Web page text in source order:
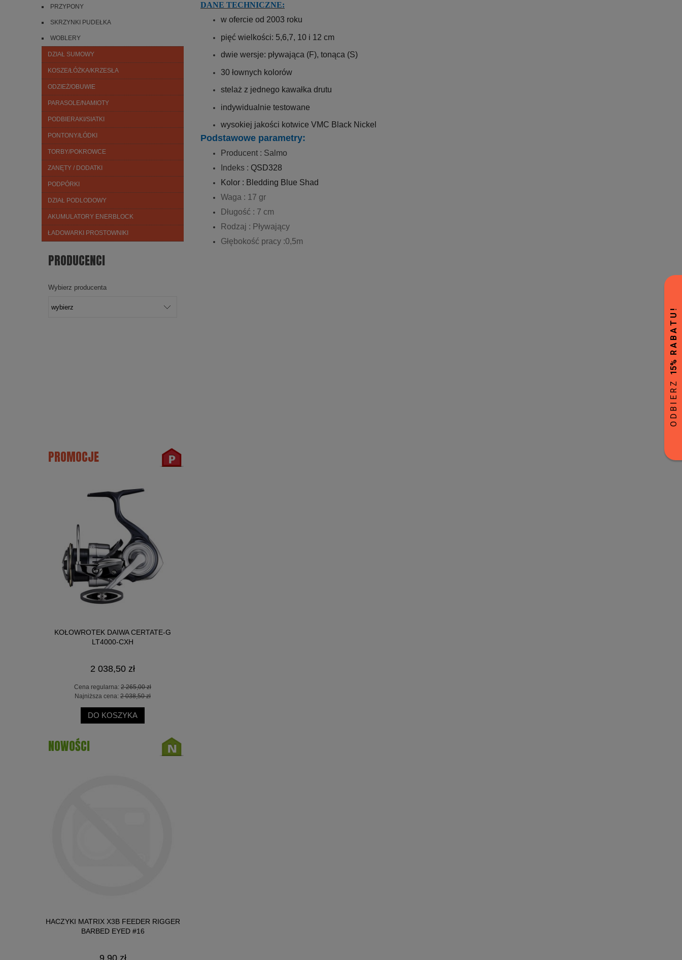
PRZYPONY
SKRZYNKI PUDEŁKA
WOBLERY
DZIAŁ SUMOWY
KOSZE/ŁÓŻKA/KRZESŁA
ODZIEŻ/OBUWIE
PARASOLE/NAMIOTY
PODBIERAKI/SIATKI
PONTONY/ŁÓDKI
TORBY/POKROWCE
ZANĘTY / DODATKI
PODPÓRKI
DZIAŁ PODLODOWY
AKUMULATORY ENERBLOCK
ŁADOWARKI PROSTOWNIKI
PRODUCENCI
Wybierz producenta
PROMOCJE
KOŁOWROTEK DAIWA CERTATE-G
LT4000-CXH
2 038,50 zł
Cena regularna: 2 265,00 zł
Najniższa cena: 2 038,50 zł
DO KOSZYKA
NOWOŚCI
HACZYKI MATRIX X3B FEEDER RIGGER
BARBED EYED #16
9,90 zł
DANE TECHNICZNE:
w ofercie od 2003 roku
pięć wielkości: 5,6,7, 10 i 12 cm
dwie wersje: pływająca (F), tonąca (S)
30 łownych kolorów
stelaż z jednego kawałka drutu
indywidualnie testowane
wysokiej jakości kotwice VMC Black Nickel
Podstawowe parametry:
Producent : Salmo
Indeks : QSD328
Kolor : Bledding Blue Shad
Waga : 17 gr
Długość : 7 cm
Rodzaj : Pływający
Głębokość pracy :0,5m